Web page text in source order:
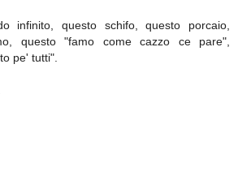
infinito, questo schifo, questo porcaio,
questo "famo come cazzo ce pare",
pe' tutti".